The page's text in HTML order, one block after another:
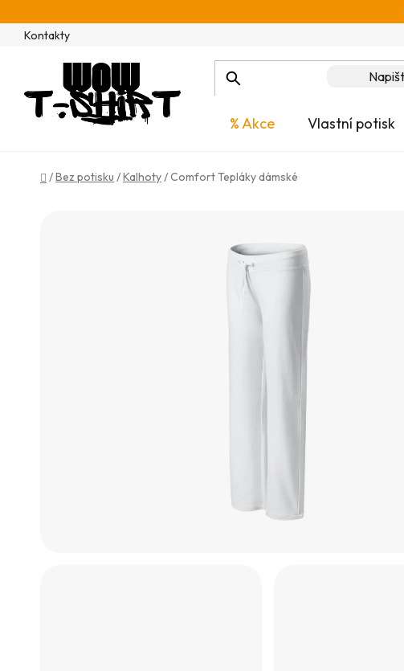
na
obsahKontakty
% Akce Vlastní potisk
Domů
/Bez potisku /Kalhoty/Comfort Tepláky dámské